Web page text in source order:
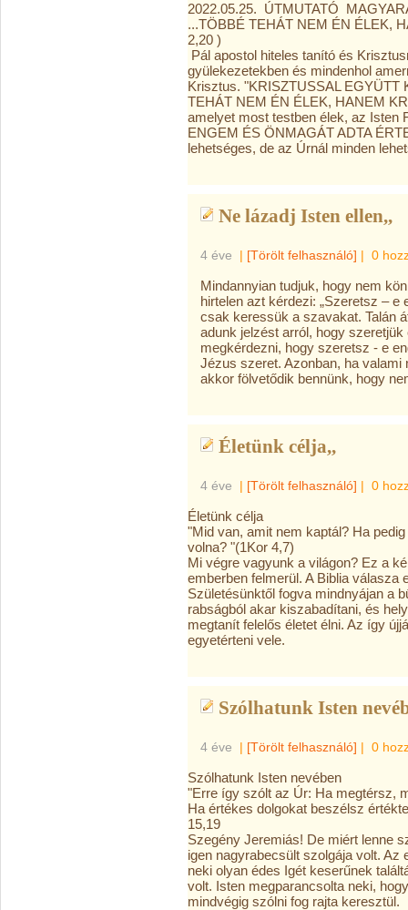
2022.05.25. ÚTMUTATÓ
...TÖBBÉ TEHÁT NEM ÉN ÉLEK,
2,20 )
Pál apostol hiteles tanító és
gyülekezetekben és mindenhol
Krisztus. "KRISZTUSSAL EGYÜTT
TEHÁT NEM ÉN ÉLEK, HANEM
amelyet most testben élek, az Isten
ENGEM ÉS ÖNMAGÁT ADTA
lehetséges, de az Úrnál minden
Ne lázadj Isten ellen,,
4 éve | [Törölt felhasználó] | 0
Mindannyian tudjuk, hogy nem
hirtelen azt kérdezi: „Szeretsz –
csak keressük a szavakat. Talán
adunk jelzést arról, hogy
megkérdezni, hogy szeretsz - e
Jézus szeret. Azonban, ha
akkor fölvetődik bennünk, hogy
Életünk célja,,
4 éve | [Törölt felhasználó] | 0
Életünk célja
"Mid van, amit nem kaptál? Ha
volna? "(1Kor 4,7)
Mi végre vagyunk a világon? Ez a
emberben felmerül. A Biblia válasza
Születésünktől fogva mindnyájan a
rabságból akar kiszabadítani, és
megtanít felelős életet élni. Az így
egyetérteni vele.
Szólhatunk Isten
4 éve | [Törölt felhasználó] | 0
Szólhatunk Isten nevében
"Erre így szólt az Úr: Ha megtérsz,
Ha értékes dolgokat beszélsz
15,19
Szegény Jeremiás! De miért lenne
igen nagyrabecsült szolgája volt.
neki olyan édes Igét keserűnek
volt. Isten megparancsolta neki,
mindvégig szólni fog rajta keresztül.